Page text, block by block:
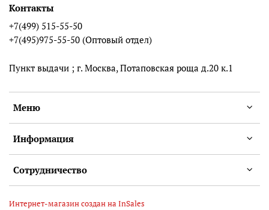
Меню
Информация
Сотрудничество
Контакты
+7(499) 515-55-50
+7(495)975-55-50 (Оптовый отдел)
Пункт выдачи ; г. Москва, Потаповская роща д.20 к.1
Интернет-магазин создан на InSales